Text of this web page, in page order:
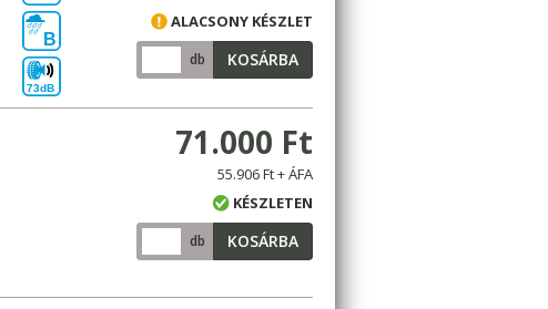
B
73dB
ALACSONY KÉSZLET
db KOSÁRBA
71.000 Ft
55.906 Ft + ÁFA
KÉSZLETEN
db KOSÁRBA